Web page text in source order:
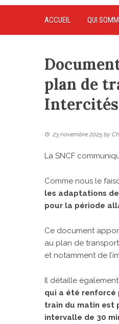
ACCUEIL QUI
plan de
Intercités
23 novembre 2025 by
La SNCF
Comme nous le
les adaptations
pour la période
Ce document
au plan de
et notamment de
Il détaille
qui a été renforcé
train du matin est
intervalle de 30